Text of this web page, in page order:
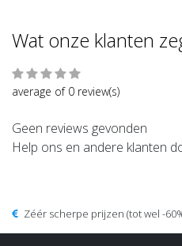
Wat onze klanten
average of 0 review(s)
Geen reviews gevonden
Help ons en andere klanten
Zéér scherpe prijzen (tot wel -